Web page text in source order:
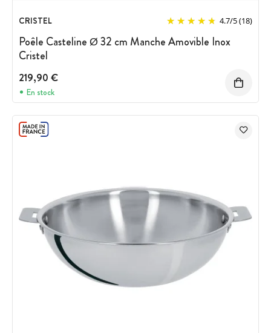
CRISTEL 4.7/5(18)
Poêle Casteline Ø 32 cm Manche Amovible Inox
Cristel
219,90 €
En stock